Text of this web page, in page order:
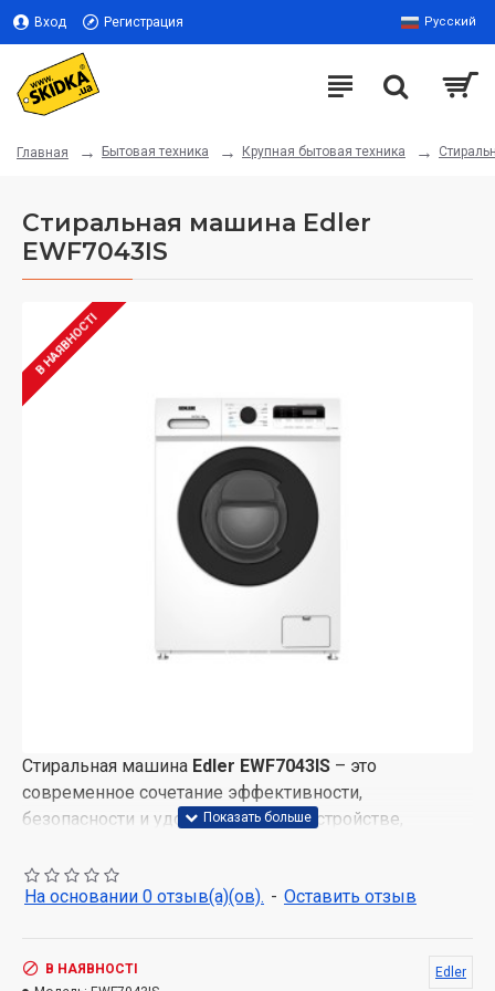
Вход Регистрация Русский
Главная Бытовая техника Крупная бытовая техника
Стиральная машина Edler
EWF7043IS
В НАЯВНОСТІ
Стиральная машина Edler EWF7043IS – это
современное сочетание эффективности,
безопасности и удобства в одном устройстве,
семье. Модель оснащена интеллектуальными
функциями, обеспечивающими деликатный уход за
Основные преимущества:
На основании 0 отзыв(а)(ов). - Оставить отзыв
В НАЯВНОСТІ
Edler